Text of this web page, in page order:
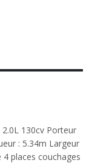
130cv Porteur
: 5.34m Largeur
places couchages